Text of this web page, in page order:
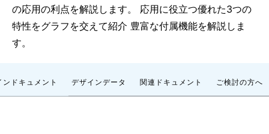
の応用の利点を解説します。 応用に役立つ優れた3つの
特性をグラフを交えて紹介 豊富な付属機能を解説しま
す。
ンドキュメント デザインデータ 関連ドキュメント ご検討の方へ